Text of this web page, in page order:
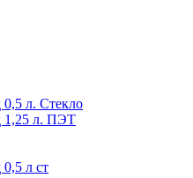
л. Стекло
1,25 л. ПЭТ
л ст